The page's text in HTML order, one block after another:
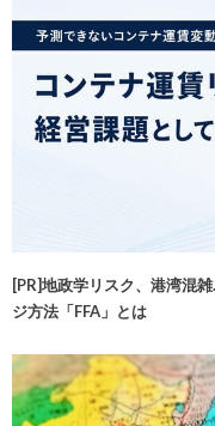
[PR]地政学リスク、港湾混
ジ方法「FFA」とは